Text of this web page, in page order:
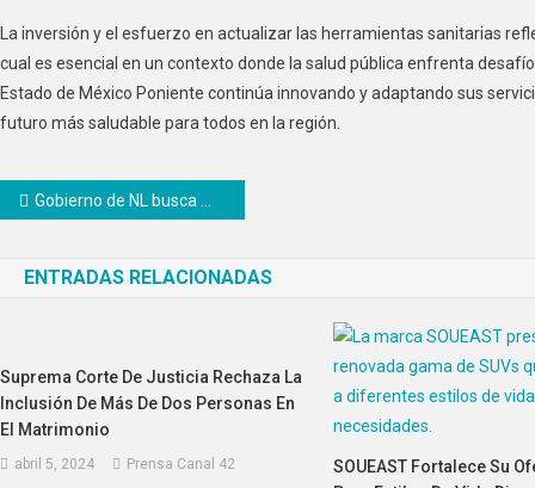
La inversión y el esfuerzo en actualizar las herramientas sanitarias
cual es esencial en un contexto donde la salud pública enfrenta
Estado de México Poniente continúa innovando y adaptando sus
futuro más saludable para todos en la región.
Navegación
entradas
Gobierno de NL busca mejorar transparencia con reingeniería de controles internos
ENTRADAS RELACIONADAS
Suprema Corte De Justicia Rechaza La
Inclusión De Más De Dos Personas En
El Matrimonio
abril 5, 2024 Prensa Canal 42
SOUEAST Fortalece Su